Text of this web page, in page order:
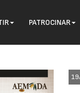
PATROCINAR